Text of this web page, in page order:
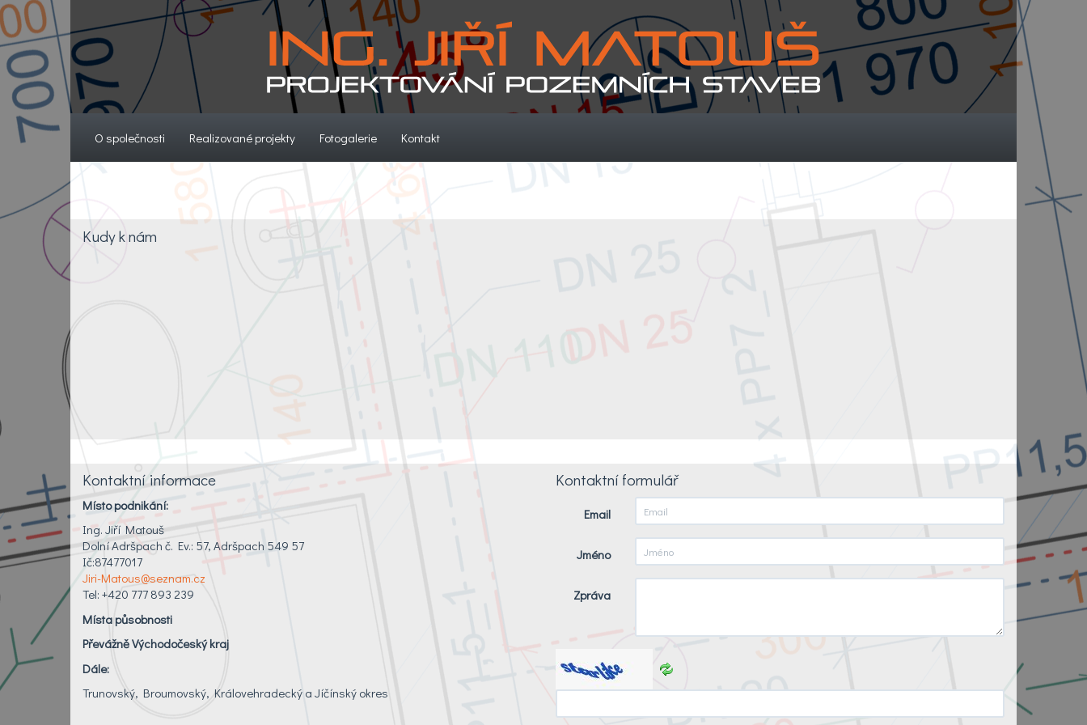
O společnosti (current)Realizované projekty(current)Fotogalerie(current)Kontakt(current)
Kudy k nám
Kontaktní informace
Místo podnikání:
Ing. Jiří Matouš
Dolní Adršpach č. Ev.: 57, Adršpach 549 57
Ič:87477017
Jiri-Matous@seznam.cz
Tel: +420 777 893 239
Místa působnosti
Převážně Východočeský kraj
Dále:
Trunovský, Broumovský, Královehradecký a Jíčínský okres
Kontaktní formulář
Email
Jméno
Zpráva